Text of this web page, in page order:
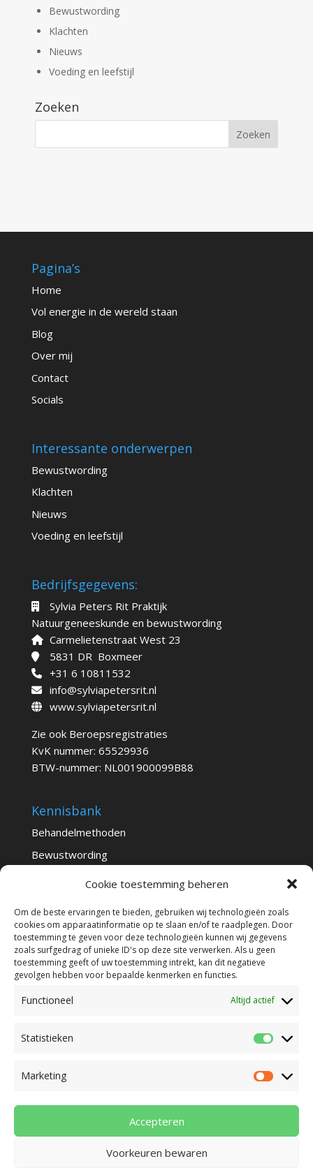
Cookie toestemming beheren
Om de beste ervaringen te bieden, gebruiken wij technologieën zoals
cookies om apparaatinformatie op te slaan en/of te raadplegen. Door
toestemming te geven voor deze technologieën kunnen wij gegevens
zoals surfgedrag of unieke ID's op deze site verwerken. Als u geen
toestemming geeft of uw toestemming intrekt, kan dit negatieve
gevolgen hebben voor bepaalde kenmerken en functies.
Functioneel Altijd actief
Statistieken
Marketing
Accepteren
Voorkeuren bewaren
Bewustwording
Klachten
Nieuws
Voeding en leefstijl
Zoeken
Pagina’s
Home
Vol energie in de wereld staan
Blog
Over mij
Contact
Socials
Interessante onderwerpen
Bewustwording
Klachten
Nieuws
Voeding en leefstijl
Bedrijfsgegevens:
Sylvia Peters Rit Praktijk
Natuurgeneeskunde en bewustwording
Carmelietenstraat West 23
5831 DR Boxmeer
+31 6 10811532
info@sylviapetersrit.nl
www.sylviapetersrit.nl
Zie ook Beroepsregistraties
KvK nummer: 65529936
BTW-nummer: NL001900099B88
Kennisbank
Behandelmethoden
Bewustwording
Behandelovereenkomst en tarieven
Cookiebeleid (EU)